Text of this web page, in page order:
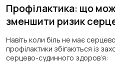
Профілактика: що
зменшити ризик
Навіть коли біль не має
профілактики збігаються із
серцево-судинного здоров’я: